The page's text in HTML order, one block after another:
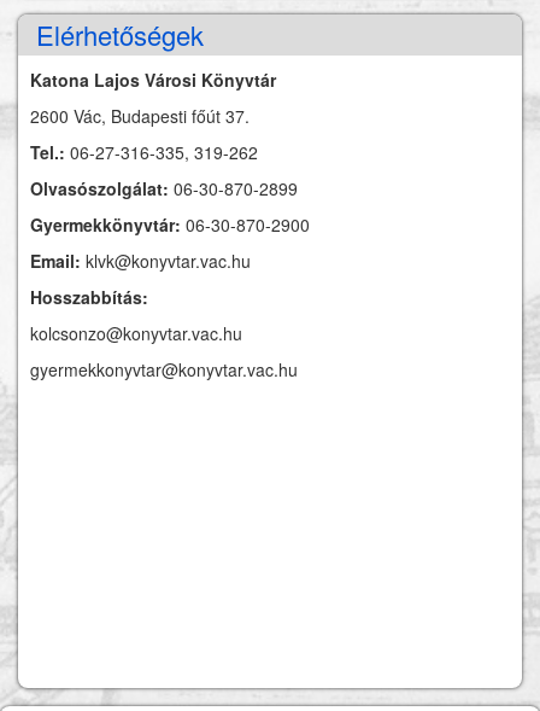
Elérhetőségek
Katona Lajos Városi Könyvtár
2600 Vác, Budapesti főút 37.
Tel.: 06-27-316-335, 319-262
Olvasószolgálat: 06-30-870-2899
Gyermekkönyvtár: 06-30-870-2900
Email: klvk@konyvtar.vac.hu
Hosszabbítás:
kolcsonzo@konyvtar.vac.hu
gyermekkonyvtar@konyvtar.vac.hu